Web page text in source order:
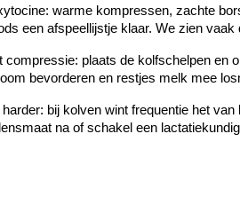
warme kompressen, zachte
een afspeellijstje klaar. We zien
compressie: plaats de kolfschelpen en
bevorderen en restjes melk mee
bij kolven wint frequentie het
na of schakel een